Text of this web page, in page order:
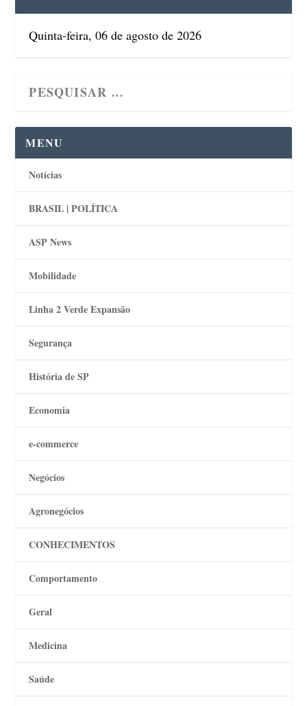
Quinta-feira, 06 de agosto de 2026
MENU
Notícias
BRASIL | POLÍTICA
ASP News
Mobilidade
Linha 2 Verde Expansão
Segurança
História de SP
Economia
e-commerce
Negócios
Agronegócios
CONHECIMENTOS
Comportamento
Geral
Medicina
Saúde